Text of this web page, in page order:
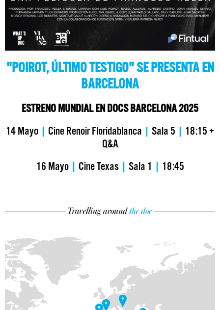
"POIROT, ÚLTIMO TESTIGO" SE PRESENTA EN
BARCELONA
ESTRENO MUNDIAL EN DOCS BARCELONA 2025
14 Mayo | Cine Renoir Floridablanca | Sala 5 | 18:15 +
Q&A
16 Mayo| Cine Texas| Sala 1 | 18:45